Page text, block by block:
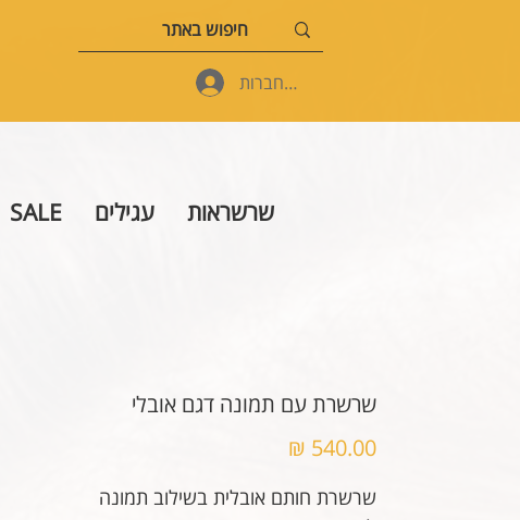
להתחברות
שרשראות עגילים SALE
שרשרת עם תמונה דגם אובלי
שרשרת חותם אובלית בשילוב תמונה